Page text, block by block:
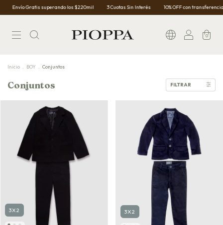
Envío Gratis superando los $220mil 3 Cuotas Sin Interés 10% OFF con transferencia
0
Inicio . BOY . Conjuntos
Conjuntos FILTRAR
3X2 3X2